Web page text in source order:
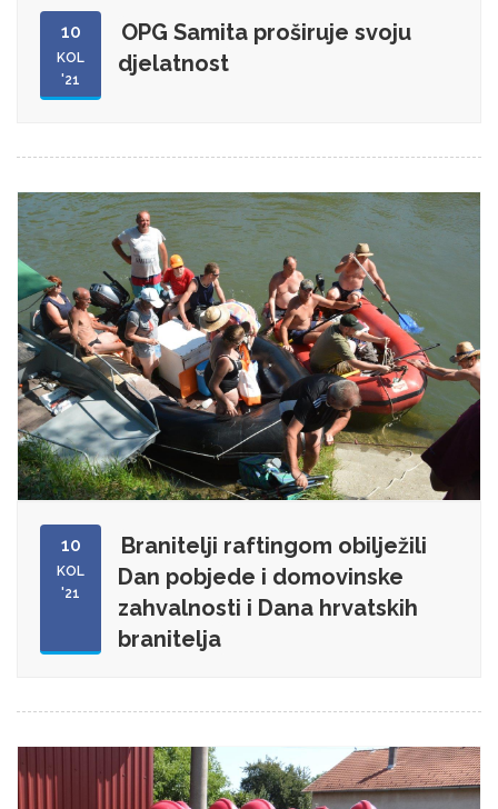
10
KOL
'21
OPG Samita proširuje svoju
djelatnost
10
KOL
'21
Branitelji raftingom obilježili
Dan pobjede i domovinske
zahvalnosti i Dana hrvatskih
branitelja